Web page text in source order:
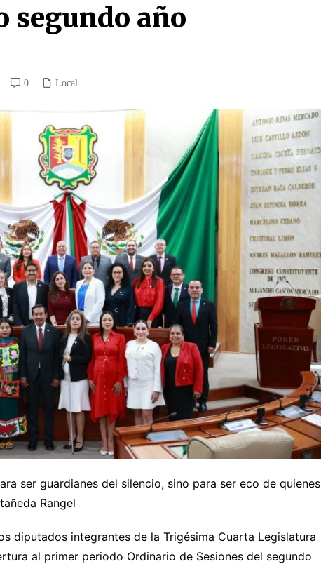
segundo año
0 Local
ser guardianes del silencio, sino para ser eco de quienes
Rangel
diputados integrantes de la Trigésima Cuarta Legislatura
al primer periodo Ordinario de Sesiones del segundo